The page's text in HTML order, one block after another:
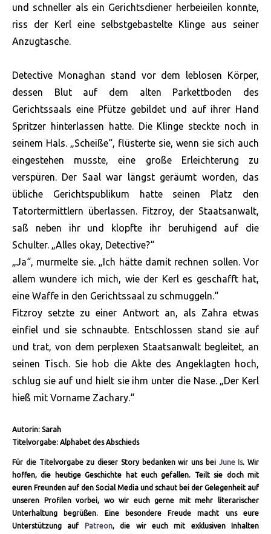
und schneller als ein Gerichtsdiener herbeieilen konnte,
riss der Kerl eine selbstgebastelte Klinge aus seiner
Anzugtasche.
Detective Monaghan stand vor dem leblosen Körper,
dessen Blut auf dem alten Parkettboden des
Gerichtssaals eine Pfütze gebildet und auf ihrer Hand
Spritzer hinterlassen hatte. Die Klinge steckte noch in
seinem Hals. „Scheiße“, flüsterte sie, wenn sie sich auch
eingestehen musste, eine große Erleichterung zu
verspüren. Der Saal war längst geräumt worden, das
übliche Gerichtspublikum hatte seinen Platz den
Tatortermittlern überlassen. Fitzroy, der Staatsanwalt,
saß neben ihr und klopfte ihr beruhigend auf die
Schulter. „Alles okay, Detective?“
„Ja“, murmelte sie. „Ich hätte damit rechnen sollen. Vor
allem wundere ich mich, wie der Kerl es geschafft hat,
eine Waffe in den Gerichtssaal zu schmuggeln.“
Fitzroy setzte zu einer Antwort an, als Zahra etwas
einfiel und sie schnaubte. Entschlossen stand sie auf
und trat, von dem perplexen Staatsanwalt begleitet, an
seinen Tisch. Sie hob die Akte des Angeklagten hoch,
schlug sie auf und hielt sie ihm unter die Nase. „Der Kerl
hieß mit Vorname Zachary.“
Autorin: Sarah
Titelvorgabe: Alphabet des Abschieds
Für die Titelvorgabe zu dieser Story bedanken wir uns bei June Is. Wir
hoffen, die heutige Geschichte hat euch gefallen. Teilt sie doch mit
euren Freunden auf den Social Media und schaut bei der Gelegenheit auf
unseren Profilen vorbei, wo wir euch gerne mit mehr literarischer
Unterhaltung begrüßen. Eine besondere Freude macht uns eure
Unterstützung auf
Patreon, die wir euch mit exklusiven Inhalten